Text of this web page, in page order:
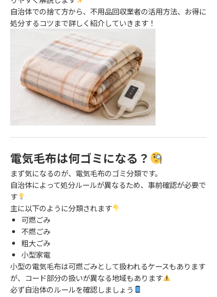
自治体での捨て方から、不用品回収業者の活用方法、お得に
処分するコツまで詳しく紹介していきます！
電気毛布は何ゴミになる？
まず気になるのが、電気毛布のゴミ分類です。
自治体によって処分ルールが異なるため、事前確認が必要で
す
主に以下のように分類されます
可燃ごみ
不燃ごみ
粗大ごみ
小型家電
小型の電気毛布は可燃ごみとして扱われるケースもあります
が、コード部分の扱いが異なる地域もあります
必ず自治体のルールを確認しましょう